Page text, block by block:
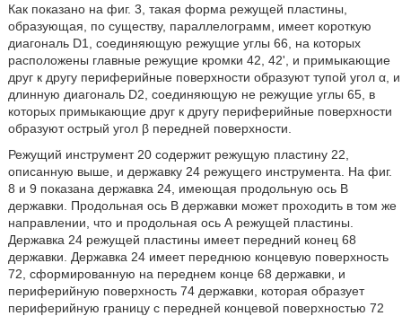
Как показано на фиг. 3, такая форма режущей пластины,
образующая, по существу, параллелограмм, имеет короткую
диагональ D1, соединяющую режущие углы 66, на которых
расположены главные режущие кромки 42, 42', и примыкающие
друг к другу периферийные поверхности образуют тупой угол α, и
длинную диагональ D2, соединяющую не режущие углы 65, в
которых примыкающие друг к другу периферийные поверхности
образуют острый угол β передней поверхности.
Режущий инструмент 20 содержит режущую пластину 22,
описанную выше, и державку 24 режущего инструмента. На фиг.
8 и 9 показана державка 24, имеющая продольную ось В
державки. Продольная ось В державки может проходить в том же
направлении, что и продольная ось А режущей пластины.
Державка 24 режущей пластины имеет передний конец 68
державки. Державка 24 имеет переднюю концевую поверхность
72, сформированную на переднем конце 68 державки, и
периферийную поверхность 74 державки, которая образует
периферийную границу с передней концевой поверхностью 72